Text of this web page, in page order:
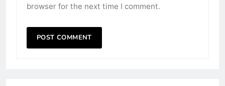
browser for the next time I comment.